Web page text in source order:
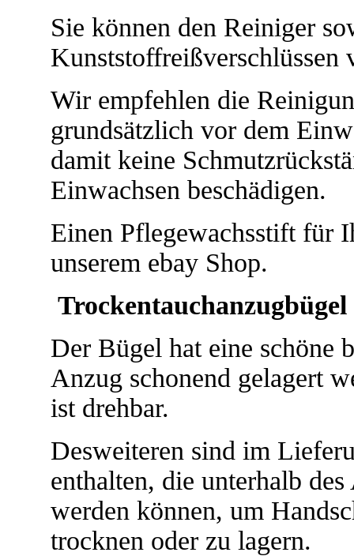
Sie können den Reiniger
Kunststoffreißverschlüssen
Wir empfehlen die
grundsätzlich vor dem
damit keine
Einwachsen beschädigen.
Einen Pflegewachsstift für
unserem ebay Shop.
Trockentauchanzugbügel
Der Bügel hat eine schöne
Anzug schonend gelagert
ist drehbar.
Desweiteren sind im
enthalten, die unterhalb
werden können, um
trocknen oder zu lagern.